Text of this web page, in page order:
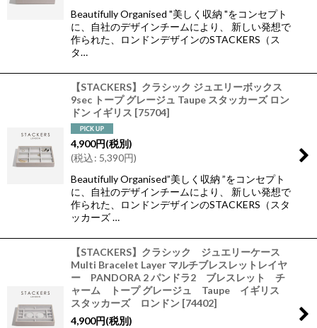
Beautifully Organised "美しく収納 "をコンセプト
に、自社のデザインチームにより、 新しい発想で
作られた、ロンドンデザインのSTACKERS（ス
タ…
【STACKERS】クラシック ジュエリーボックス
9sec トープ グレージュ Taupe スタッカーズ ロン
ドン イギリス [75704]
4,900円(税別)
(税込: 5,390円)
Beautifully Organised”美しく収納 ”をコンセプト
に、自社のデザインチームにより、 新しい発想で
作られた、ロンドンデザインのSTACKERS（スタ
ッカーズ …
【STACKERS】クラシック ジュエリーケース
Multi Bracelet Layer マルチブレスレットレイヤ
ー PANDORA 2 パンドラ2 ブレスレット チ
ャーム トープ グレージュ Taupe イギリス
スタッカーズ ロンドン [74402]
4,900円(税別)